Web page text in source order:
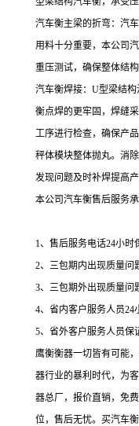
汽车衡主梁的折弯：汽
用料十分重要，本公司
重压测试，确保整体结构
汽车衡焊接：U型梁结
衡点焊的更牢固，焊缝
工序进行检查，确保产
秤体模块整体抛丸。消
发现问题及时补焊提高产
本公司汽车衡售后服务承
1、售后服务电话24小时
2、三包期内出现质量问
3、三包期外出现质量问
4、省内客户服务人员24
5、省外客户服务人员保
鹰衡衡器一切皆有可能
器行业的暴利时代，为
器总厂，报价直销，免
位，售后无忧。买汽车